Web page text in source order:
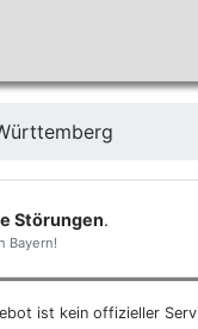
Störungen.
Bayern!
ist kein offizieller